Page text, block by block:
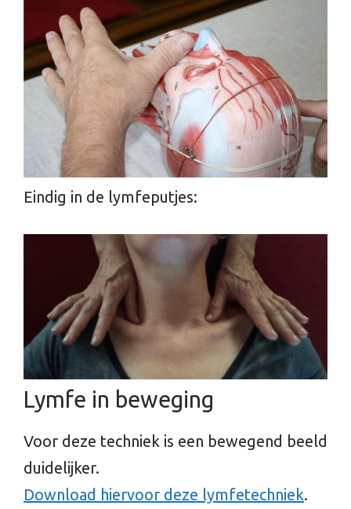
Eindig in de lymfeputjes:
Lymfe in beweging
Voor deze techniek is een bewegend beeld
duidelijker.
Download hiervoor deze lymfetechniek.